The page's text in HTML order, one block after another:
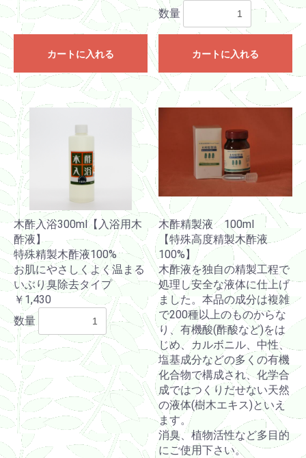
カートに入れる
数量
カートに入れる
木酢入浴300ml【入浴用木
酢液】
特殊精製木酢液100%
お肌にやさしくよく温まる
いぶり臭除去タイプ
￥1,430
数量
木酢精製液 100ml
【特殊高度精製木酢液
100%】
木酢液を独自の精製工程で
処理し安全な液体に仕上げ
ました。本品の成分は複雑
で200種以上のものからな
り、有機酸(酢酸など)をは
じめ、カルボニル、中性、
塩基成分などの多くの有機
化合物で構成され、化学合
成ではつくりだせない天然
の液体(樹木エキス)といえ
ます。
消臭、植物活性など多目的
にご使用下さい。